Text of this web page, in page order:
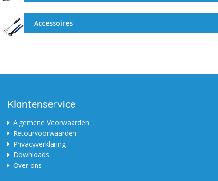
Accessoires
Klantenservice
Algemene Voorwaarden
Retourvoorwaarden
Privacyverklaring
Downloads
Over ons